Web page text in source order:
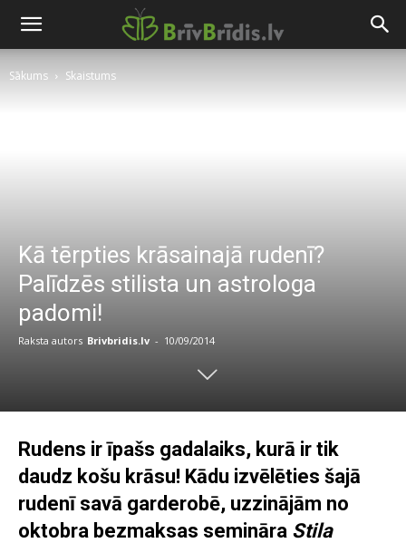
Sākums Skaistums
Kā tērpties krāsainajā rudenī?
Palīdzēs stilista un astrologa
padomi!
Raksta autors Brivbridis.lv - 10/09/2014
Rudens ir īpašs gadalaiks, kurā ir tik
daudz košu krāsu! Kādu izvēlēties šajā
rudenī savā garderobē, uzzinājām no
oktobra bezmaksas semināra Stila